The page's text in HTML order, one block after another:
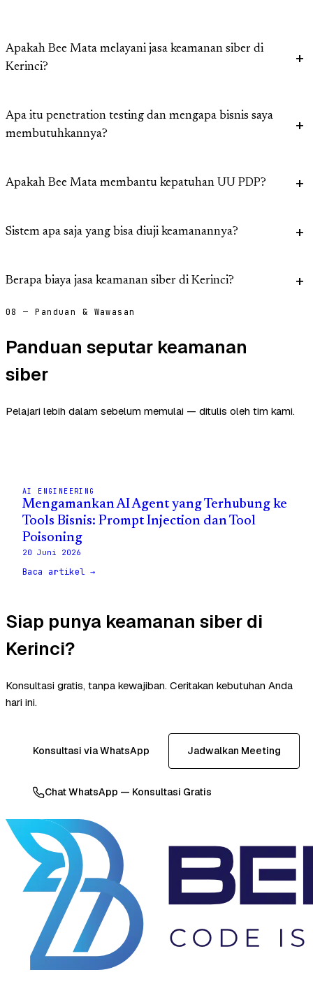
Apakah Bee Mata melayani jasa keamanan siber di
Kerinci?
Apa itu penetration testing dan mengapa bisnis saya
membutuhkannya?
Apakah Bee Mata membantu kepatuhan UU PDP?
Sistem apa saja yang bisa diuji keamanannya?
Berapa biaya jasa keamanan siber di Kerinci?
08 — Panduan & Wawasan
Panduan seputar keamanan
siber
Pelajari lebih dalam sebelum memulai — ditulis oleh tim kami.
AI ENGINEERING
Mengamankan AI Agent yang Terhubung ke
Tools Bisnis: Prompt Injection dan Tool
Poisoning
20 Juni 2026
Baca artikel →
Siap punya keamanan siber di
Kerinci?
Konsultasi gratis, tanpa kewajiban. Ceritakan kebutuhan Anda
hari ini.
Konsultasi via WhatsApp Jadwalkan Meeting
Chat WhatsApp — Konsultasi Gratis